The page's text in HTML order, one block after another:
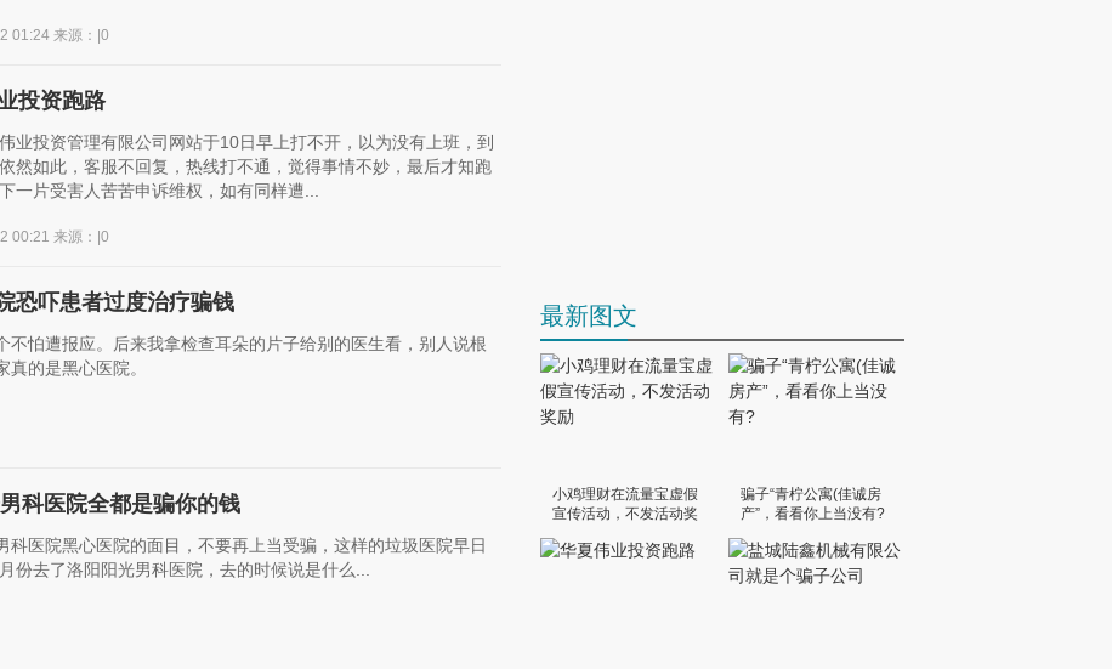
01:24 来源：|0
投资跑路
业投资管理有限公司网站于10日早上打不开，以为没有上班，到
依然如此，客服不回复，热线打不通，觉得事情不妙，最后才知跑
一片受害人苦苦申诉维权，如有同样遭...
00:21 来源：|0
恐吓患者过度治疗骗钱
怕遭报应。后来我拿检查耳朵的片子给别的医生看，别人说根
的是黑心医院。
科医院全都是骗你的钱
医院黑心医院的面目，不要再上当受骗，这样的垃圾医院早日
份去了洛阳阳光男科医院，去的时候说是什么...
最新图文
小鸡理财在流量宝虚假
宣传活动，不发活动奖
骗子“青柠公寓(佳诚房
产”，看看你上当没有?